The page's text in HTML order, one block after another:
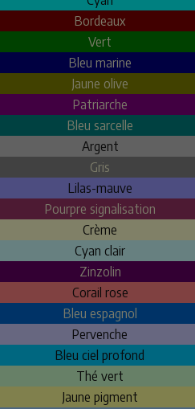
Bordeaux
Vert
Bleu marine
Jaune olive
Patriarche
Bleu sarcelle
Argent
Gris
Lilas-mauve
Pourpre signalisation
Crème
Cyan clair
Zinzolin
Corail rose
Bleu espagnol
Pervenche
Bleu ciel profond
Thé vert
Jaune pigment